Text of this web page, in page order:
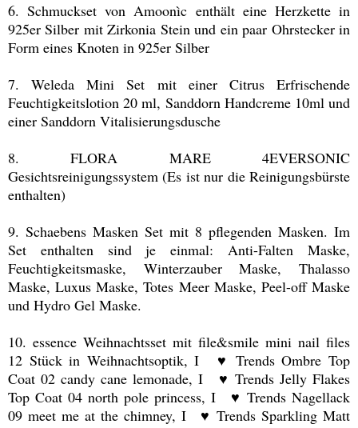
6. Schmuckset von Amoonìc enthält eine Herzkette in
925er Silber mit Zirkonia Stein und ein paar Ohrstecker in
Form eines Knoten in 925er Silber
7. Weleda Mini Set mit einer Citrus Erfrischende
Feuchtigkeitslotion 20 ml, Sanddorn Handcreme 10ml und
einer Sanddorn Vitalisierungsdusche
8. FLORA MARE 4EVERSONIC
Gesichtsreinigungssystem (Es ist nur die Reinigungsbürste
enthalten)
9. Schaebens Masken Set mit 8 pflegenden Masken. Im
Set enthalten sind je einmal: Anti-Falten Maske,
Feuchtigkeitsmaske, Winterzauber Maske, Thalasso
Maske, Luxus Maske, Totes Meer Maske, Peel-off Maske
und Hydro Gel Maske.
10. essence Weihnachtsset mit file&smile mini nail files
12 Stück in Weihnachtsoptik, I
♥ Trends Ombre Top
Coat 02 candy cane lemonade, I
♥ Trends Jelly Flakes
Top Coat 04 north pole princess, I
♥ Trends Nagellack
09 meet me at the chimney, I
♥ Trends Sparkling Matt